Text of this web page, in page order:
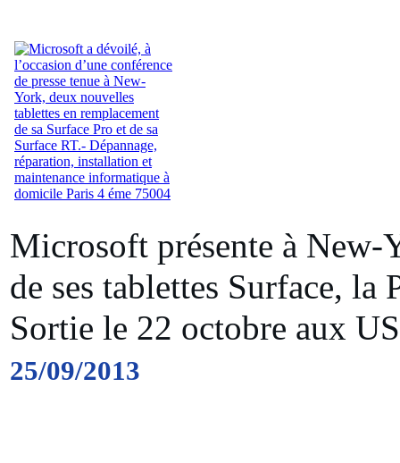
Microsoft présente à New-
de ses tablettes Surface, la
Sortie le 22 octobre aux
25/09/2013